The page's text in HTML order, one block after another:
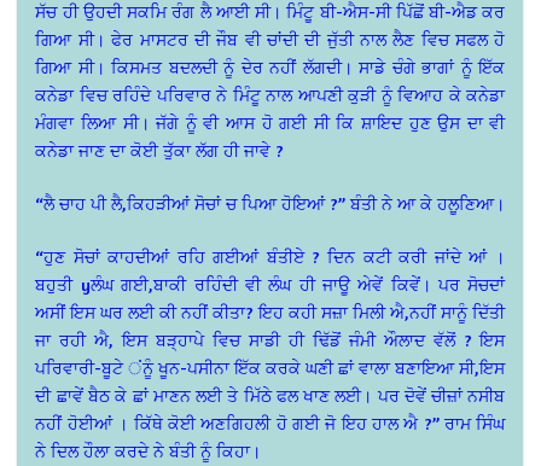
ਸੱਚ ਹੀ ਉਹਦੀ ਸਕਮਿ ਰੰਗ ਲੈ ਆਈ ਸੀ। ਮਿੰਟੂ ਬੀ-ਐਸ-ਸੀ ਪਿੱਛੋਂ ਬੀ-ਐਡ ਕਰ
ਗਿਆ ਸੀ। ਫੇਰ ਮਾਸਟਰ ਦੀ ਜੌਬ ਵੀ ਚਾਂਦੀ ਦੀ ਜੁੱਤੀ ਨਾਲ ਲੈਣ ਵਿਚ ਸਫਲ ਹੋ
ਗਿਆ ਸੀ। ਕਿਸਮਤ ਬਦਲਦੀ ਨੂੰ ਦੇਰ ਨਹੀਂ ਲੱਗਦੀ। ਸਾਡੇ ਚੰਗੇ ਭਾਗਾਂ ਨੂੰ ਇੱਕ
ਕਨੇਡਾ ਵਿਚ ਰਹਿੰਦੇ ਪਰਿਵਾਰ ਨੇ ਮਿੰਟੂ ਨਾਲ ਆਪਣੀ ਕੁੜੀ ਨੂੰ ਵਿਆਹ ਕੇ ਕਨੇਡਾ
ਮੰਗਵਾ ਲਿਆ ਸੀ। ਜੱਗੇ ਨੂੰ ਵੀ ਆਸ ਹੋ ਗਈ ਸੀ ਕਿ ਸ਼ਾਇਦ ਹੁਣ ਉਸ ਦਾ ਵੀ
ਕਨੇਡਾ ਜਾਣ ਦਾ ਕੋਈ ਤੁੱਕਾ ਲੱਗ ਹੀ ਜਾਵੇ ?
“ਲੈ ਚਾਹ ਪੀ ਲੈ,ਕਿਹੜੀਆਂ ਸੋਚਾਂ ਚ ਪਿਆ ਹੋਇਆਂ ?” ਬੰਤੀ ਨੇ ਆ ਕੇ ਹਲੂਣਿਆ।
“ਹੁਣ ਸੋਚਾਂ ਕਾਹਦੀਆਂ ਰਹਿ ਗਈਆਂ ਬੰਤੀਏ ? ਦਿਨ ਕਟੀ ਕਰੀ ਜਾਂਦੇ ਆਂ ।
ਬਹੁਤੀ yਲੰਘ ਗਈ,ਬਾਕੀ ਰਹਿੰਦੀ ਵੀ ਲੰਘ ਹੀ ਜਾਊ ਅੇਵੇਂ ਕਿਵੇਂ। ਪਰ ਸੋਚਦਾਂ
ਅਸੀਂ ਇਸ ਘਰ ਲਈ ਕੀ ਨਹੀਂ ਕੀਤਾ? ਇਹ ਕਹੀ ਸਜ਼ਾ ਮਿਲੀ ਐ,ਨਹੀਂ ਸਾਨੂੰ ਦਿੱਤੀ
ਜਾ ਰਹੀ ਐ, ਇਸ ਬੜ੍ਹਾਪੇ ਵਿਚ ਸਾਡੀ ਹੀ ਢਿੱਡੋਂ ਜੰਮੀ ਔਲਾਦ ਵੱਲੋਂ ? ਇਸ
ਪਰਿਵਾਰੀ-ਬੂਟੇ ਂਨੂੰ ਖੂਨ-ਪਸੀਨਾ ਇੱਕ ਕਰਕੇ ਘਣੀ ਛਾਂ ਵਾਲਾ ਬਣਾਇਆ ਸੀ,ਇਸ
ਦੀ ਛਾਵੇਂ ਬੈਠ ਕੇ ਛਾਂ ਮਾਣਨ ਲਈ ਤੇ ਮਿੱਠੇ ਫਲ ਖਾਣ ਲਈ। ਪਰ ਦੋਵੇਂ ਚੀਜ਼ਾਂ ਨਸੀਬ
ਨਹੀਂ ਹੋਈਆਂ । ਕਿੱਥੇ ਕੋਈ ਅਣਗਿਹਲੀ ਹੋ ਗਈ ਜੋ ਇਹ ਹਾਲ ਐ ?” ਰਾਮ ਸਿੰਘ
ਨੇ ਦਿਲ ਹੌਲਾ ਕਰਦੇ ਨੇ ਬੰਤੀ ਨੂੰ ਕਿਹਾ।